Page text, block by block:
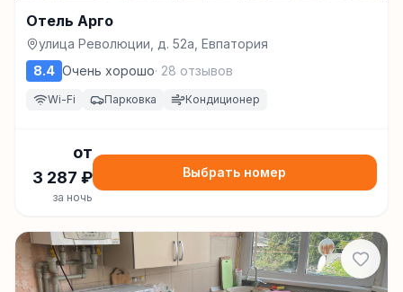
Отель Арго
улица Революции, д. 52а, Евпатория
8.4 Очень хорошо· 28 отзывов
Wi-Fi Парковка Кондиционер
от
3 287 ₽
за ночь
Выбрать номер